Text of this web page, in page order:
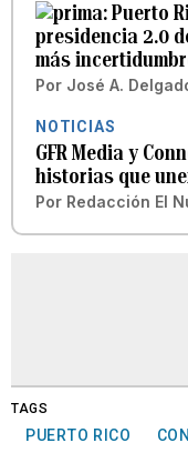
Puerto
presidencia 2.0
más
Por José A.
NOTICIAS
GFR Media y
historias que
Por Redacción El
TAGS
PUERTO RICO